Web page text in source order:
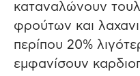
καταναλώνουν
φρούτων και
περίπου 20%
εμφανίσουν